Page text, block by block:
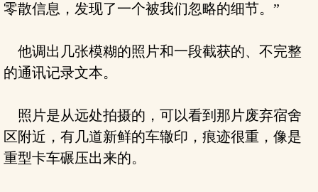
零散信息，发现了一个被我们忽略的细节。”
他调出几张模糊的照片和一段截获的、不完整
的通讯记录文本。
照片是从远处拍摄的，可以看到那片废弃宿舍
区附近，有几道新鲜的车辙印，痕迹很重，像是
重型卡车碾压出来的。